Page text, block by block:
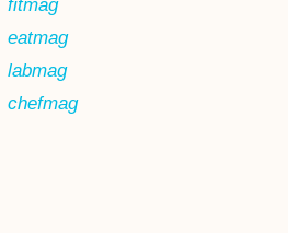
fitmag
eatmag
labmag
chefmag